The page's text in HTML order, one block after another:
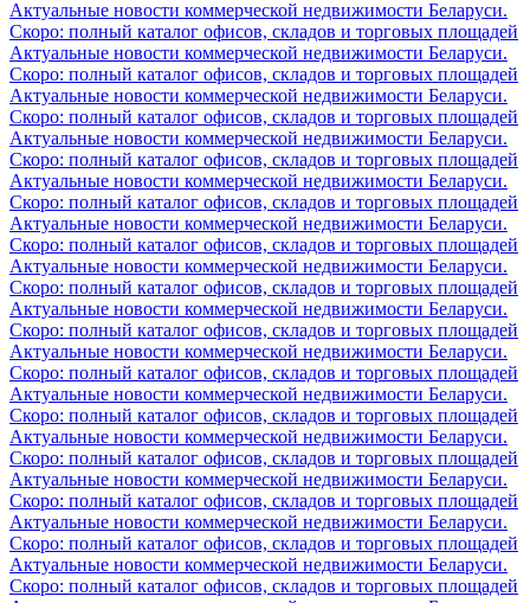
Актуальные новости коммерческой недвижимости Беларуси.
Скоро: полный каталог офисов, складов и торговых площадей
Актуальные новости коммерческой недвижимости Беларуси.
Скоро: полный каталог офисов, складов и торговых площадей
Актуальные новости коммерческой недвижимости Беларуси.
Скоро: полный каталог офисов, складов и торговых площадей
Актуальные новости коммерческой недвижимости Беларуси.
Скоро: полный каталог офисов, складов и торговых площадей
Актуальные новости коммерческой недвижимости Беларуси.
Скоро: полный каталог офисов, складов и торговых площадей
Актуальные новости коммерческой недвижимости Беларуси.
Скоро: полный каталог офисов, складов и торговых площадей
Актуальные новости коммерческой недвижимости Беларуси.
Скоро: полный каталог офисов, складов и торговых площадей
Актуальные новости коммерческой недвижимости Беларуси.
Скоро: полный каталог офисов, складов и торговых площадей
Актуальные новости коммерческой недвижимости Беларуси.
Скоро: полный каталог офисов, складов и торговых площадей
Актуальные новости коммерческой недвижимости Беларуси.
Скоро: полный каталог офисов, складов и торговых площадей
Актуальные новости коммерческой недвижимости Беларуси.
Скоро: полный каталог офисов, складов и торговых площадей
Актуальные новости коммерческой недвижимости Беларуси.
Скоро: полный каталог офисов, складов и торговых площадей
Актуальные новости коммерческой недвижимости Беларуси.
Скоро: полный каталог офисов, складов и торговых площадей
Актуальные новости коммерческой недвижимости Беларуси.
Скоро: полный каталог офисов, складов и торговых площадей